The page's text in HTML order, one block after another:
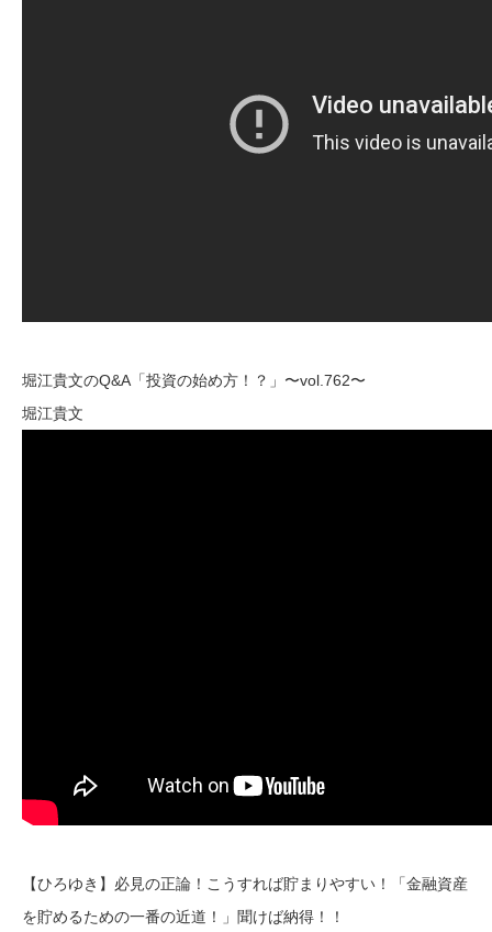
堀江貴文のQ&A「投資の始め方！？」〜vol.762〜
堀江貴文
【ひろゆき】必見の正論！こうすれば貯まりやすい！「金融資産
を貯めるための一番の近道！」聞けば納得！！